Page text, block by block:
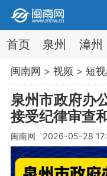
首页 泉州 漳州
闽南网 > 视频 > 短
泉州市政府办
接受纪律审查
闽南网 2026-05-28